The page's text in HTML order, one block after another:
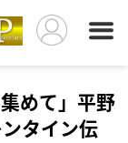
めて」平野
タイン伝